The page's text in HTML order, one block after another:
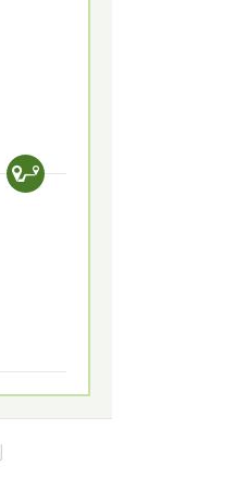
「柳
各有不同
留，
营造出环